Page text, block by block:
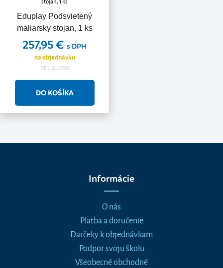
Eduplay Podsvietený
maliarsky stojan, 1 ks
257,95 € s DPH
na objednávku
EPL.110298
Informácie
O nás
Platba a doručenie
Darčeky k objednávkam
Podpor svoju školu
Všeobecné obchodné